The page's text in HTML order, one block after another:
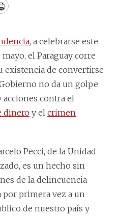
Print
, a celebrarse este
el Paraguay corre
existencia de convertirse
no da un golpe
contra el
dinero y el crimen
Pecci, de la Unidad
es un hecho sin
de la delincuencia
por primera vez a un
de nuestro país y